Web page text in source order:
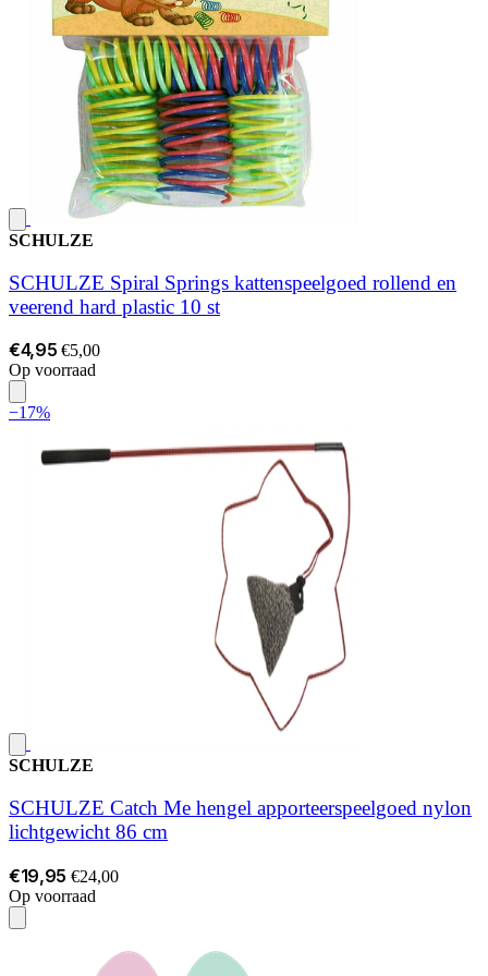
SCHULZE
SCHULZE Spiral Springs kattenspeelgoed rollend en
veerend hard plastic 10 st
€4,95 €5,00
Op voorraad
−17%
SCHULZE
SCHULZE Catch Me hengel apporteerspeelgoed nylon
lichtgewicht 86 cm
€19,95 €24,00
Op voorraad